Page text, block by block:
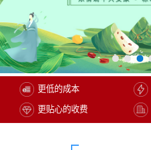
更低的成本
更贴心的收费